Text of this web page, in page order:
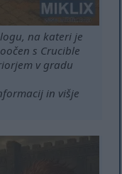
na kateri je
s Crucible
v gradu
in višje